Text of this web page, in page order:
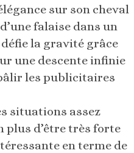
sur son cheval
falaise dans un
la gravité grâce
une descente infinie
les publicitaires
situations assez
plus d’être très forte
en terme de